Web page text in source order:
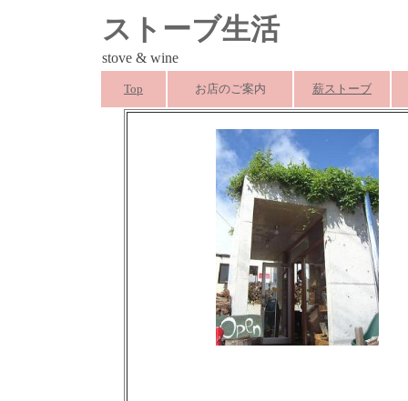
ストーブ生活
stove & wine
Top お店のご案内 薪ストーブ